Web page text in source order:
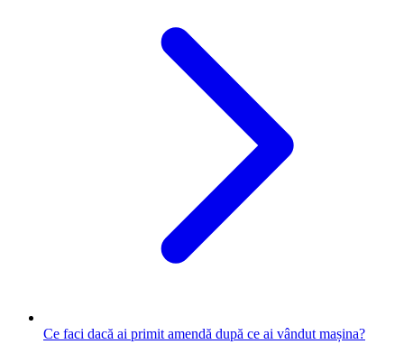
Ce faci dacă ai primit amendă după ce ai vândut mașina?